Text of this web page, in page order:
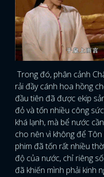
Trong đó, phân cảnh
rải đầy cánh hoa hồng
đầu tiên đã được ekip
đỏ và tốn nhiều công
khá lạnh, mà bể nước
cho nên vì không để
phim đã tốn rất nhiều
độ của nước, chỉ riêng
đã khiến mình phải kinh